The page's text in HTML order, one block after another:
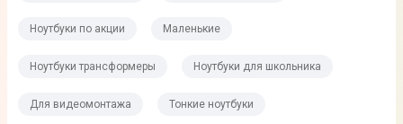
Ноутбуки по акции Маленькие
Ноутбуки трансформеры Ноутбуки для школьника
Для видеомонтажа Тонкие ноутбуки